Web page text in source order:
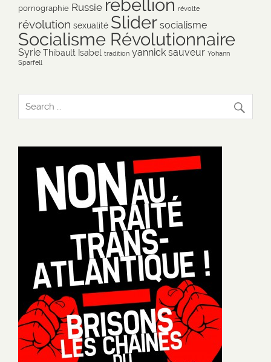
pornographie Russie rébellion révolte
révolution sexualité Slider socialisme
Socialisme Révolutionnaire
Syrie Thibault Isabel tradition yannick sauveur Yohann
Sparfell